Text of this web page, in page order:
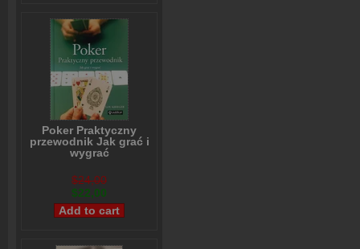
Poker Praktyczny
przewodnik Jak grać i
wygrać
$24,00
$22,00